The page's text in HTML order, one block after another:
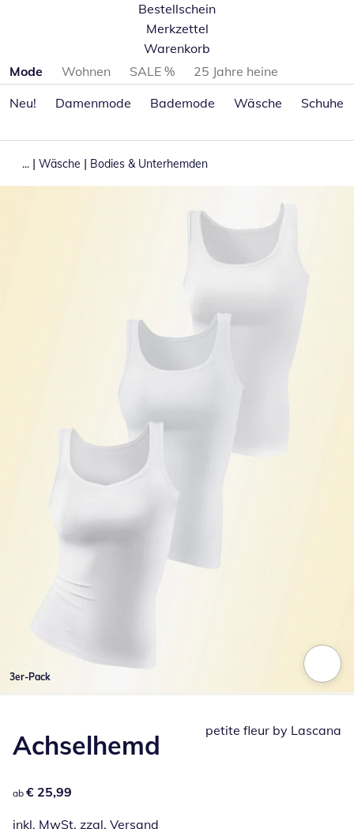
Bestellschein
Merkzettel
Warenkorb
Produktkategorien überspringen
Mode Wohnen SALE %
25 Jahre heine
Neu!
Damenmode Bademode Wäsche Schuhe
... | Wäsche | Bodies & Unterhemden
3er-Pack
Achselhemd
€ 25,99
ab € 25,99
inkl. MwSt. zzgl. Versand
petite fleur by Lascana